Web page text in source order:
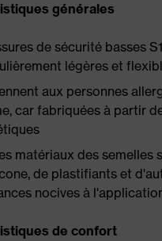
générales
de sécurité basses
légères et
aux personnes
car fabriquées à partir
matériaux des semelles
de plastifiants et
nocives à
de confort